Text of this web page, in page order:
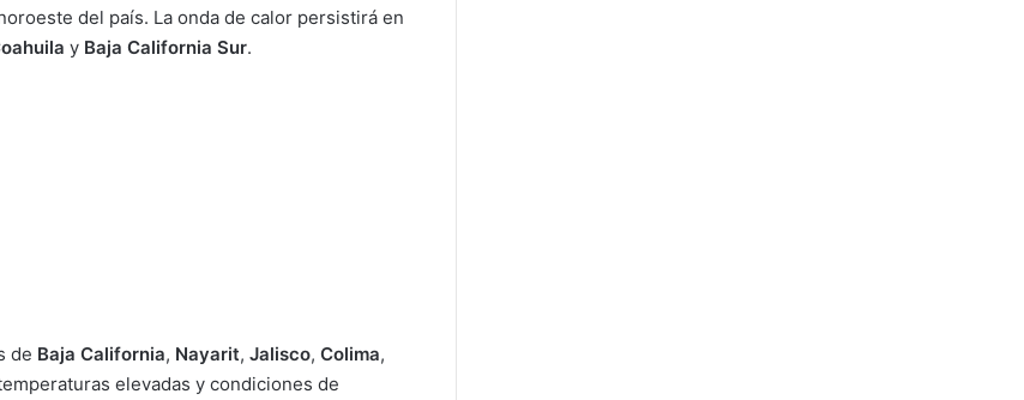
del país. La onda de calor persistirá en
y Baja California Sur.
de Baja California, Nayarit,Jalisco,Colima,
elevadas y condiciones de